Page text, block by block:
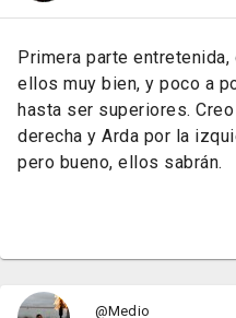
Primera parte
ellos muy bien, y poco a
hasta ser superiores.
derecha y Arda por la
pero bueno, ellos sabrán.
@Medio